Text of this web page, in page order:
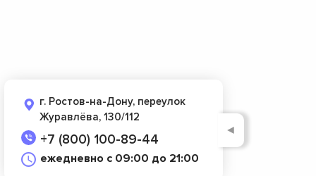
г. Ростов-на-Дону, переулок
Журавлёва, 130/112
+7 (800) 100-89-44
ежедневно с 09:00 до 21:00
◄